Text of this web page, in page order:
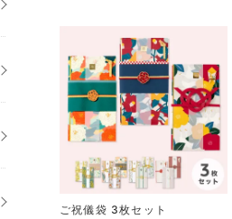
ご祝儀袋 3枚セット